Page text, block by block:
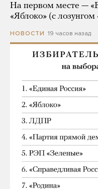
На первом месте —
«Яблоко» (с
НОВОСТИ 19 часов назад